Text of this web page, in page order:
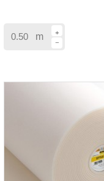
cart m